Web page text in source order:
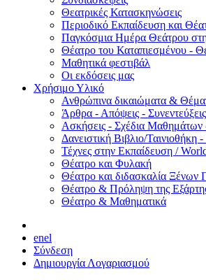
Θεατρικές Κατασκηνώσεις
Περιοδικό Εκπαίδευση και
Παγκόσμια Ημέρα Θεάτρου
Θέατρο του Καταπιεσμένου -
Μαθητικά φεστιβάλ
Οι εκδόσεις μας
Χρήσιμο Υλικό
Ανθρώπινα δικαιώματα &
Άρθρα - Απόψεις - Συνεντεύξεις
Ασκήσεις - Σχέδια Μαθημάτων
Δανειστική Βιβλιο/Ταινιοθήκη
Τέχνες στην Εκπαίδευση /
Θέατρο και Φυλακή
Θέατρο και διδασκαλία
Θέατρο & Πρόληψη της
Θέατρο & Μαθηματικά
enel
Σύνδεση
Δημιουργία Λογαριασμού